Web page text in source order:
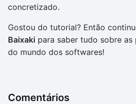
concretizado.
Gostou do tutorial? Então
Baixaki para saber tudo sobre
do mundo dos softwares!
Comentários